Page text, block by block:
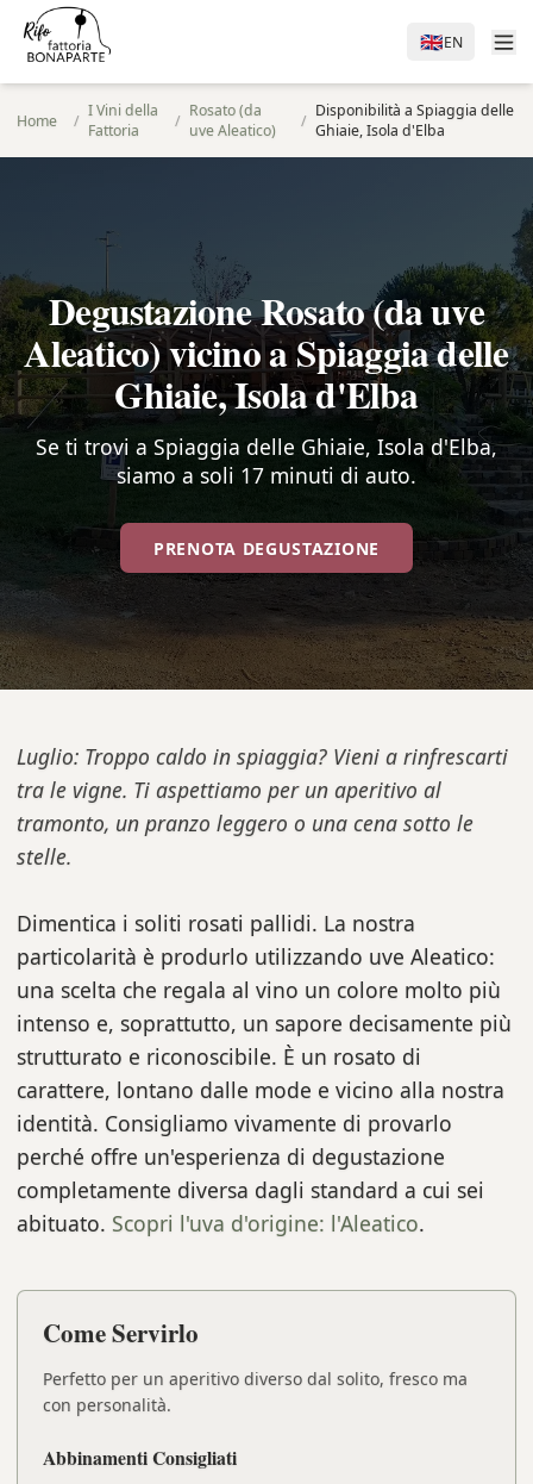
🇬🇧EN
Home / I Vini della
Fattoria
/ Rosato (da
uve Aleatico)
/ Disponibilità a Spiaggia delle
Ghiaie, Isola d'Elba
Degustazione Rosato (da uve
Aleatico) vicino a Spiaggia delle
Ghiaie, Isola d'Elba
Se ti trovi a Spiaggia delle Ghiaie, Isola d'Elba,
siamo a soli 17 minuti di auto.
PRENOTA DEGUSTAZIONE
Luglio: Troppo caldo in spiaggia? Vieni a rinfrescarti
tra le vigne. Ti aspettiamo per un aperitivo al
tramonto, un pranzo leggero o una cena sotto le
stelle.
Dimentica i soliti rosati pallidi. La nostra
particolarità è produrlo utilizzando uve Aleatico:
una scelta che regala al vino un colore molto più
intenso e, soprattutto, un sapore decisamente più
strutturato e riconoscibile. È un rosato di
carattere, lontano dalle mode e vicino alla nostra
identità. Consigliamo vivamente di provarlo
perché offre un'esperienza di degustazione
completamente diversa dagli standard a cui sei
abituato. Scopri l'uva d'origine: l'Aleatico.
Come Servirlo
Perfetto per un aperitivo diverso dal solito, fresco ma
con personalità.
Abbinamenti Consigliati